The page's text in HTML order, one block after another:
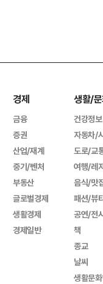
경제
금융
증권
산업/재계
중기/벤처
부동산
글로벌경제
생활경제
경제일반
생활/
건강정보
자동차/
도로/교
여행/레
음식/맛
패션/뷰
공연/전
책
종교
날씨
생활문